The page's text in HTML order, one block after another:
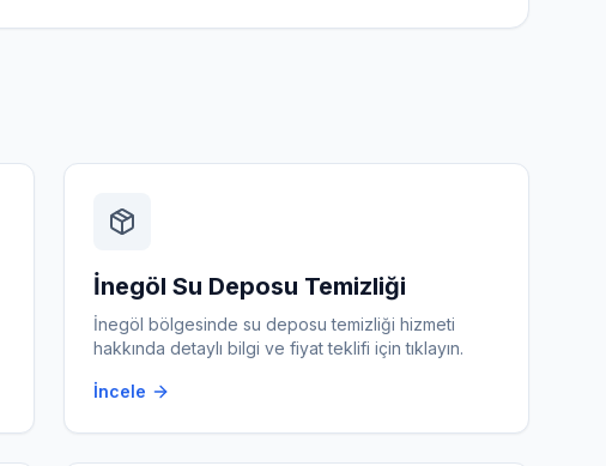
İnegöl Su Deposu Temizliği
İnegöl bölgesinde su deposu temizliği hizmeti
hakkında detaylı bilgi ve fiyat teklifi için tıklayın.
İncele